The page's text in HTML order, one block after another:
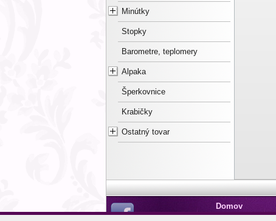
Minútky
Stopky
Barometre, teplomery
Alpaka
Šperkovnice
Krabičky
Ostatný tovar
Domov